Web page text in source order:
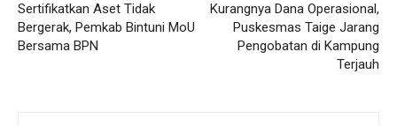
Sertifikatkan Aset Tidak
Bergerak, Pemkab Bintuni MoU
Bersama BPN
Kurangnya Dana Operasional,
Puskesmas Taige Jarang
Pengobatan di Kampung
Terjauh